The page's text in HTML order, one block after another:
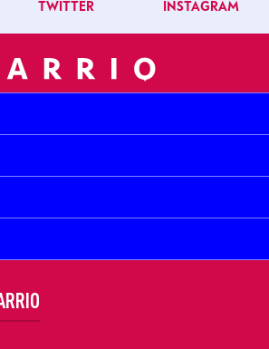
TWITTER INSTAGRAM